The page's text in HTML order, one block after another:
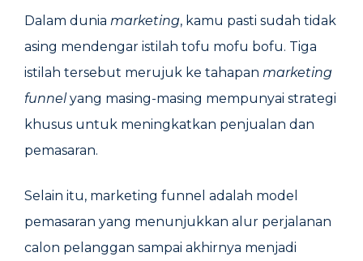
Dalam dunia marketing, kamu pasti sudah tidak
asing mendengar istilah tofu mofu bofu. Tiga
istilah tersebut merujuk ke tahapan marketing
funnelyang masing-masing mempunyai strategi
khusus untuk meningkatkan penjualan dan
pemasaran.
Selain itu, marketing funnel adalah model
pemasaran yang menunjukkan alur perjalanan
calon pelanggan sampai akhirnya menjadi